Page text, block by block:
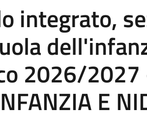
integrato,
2026/
E